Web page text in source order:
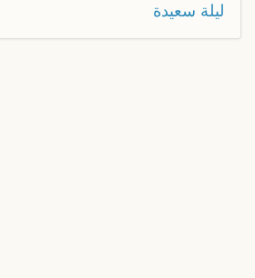
ليلة سعيدة